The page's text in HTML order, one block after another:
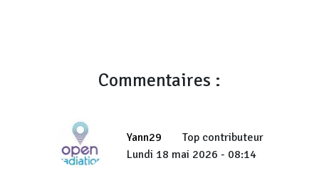
Commentaires :
Yann29
Top contributeur
Lundi 18 mai 2026 - 08:14